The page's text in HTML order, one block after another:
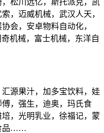
，迈威机械，武汉人天，
会，安卓物料自动化，
机械，富士机械，东洋自
源果汁，加多宝饮料，娃
，强生，迪奥，玛氏食
，光明乳业，徐福记，蒙
品……